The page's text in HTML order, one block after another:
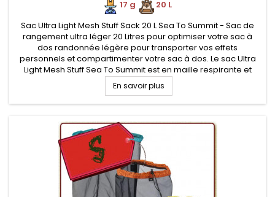
17 g
20 L
Sac Ultra Light Mesh Stuff Sack 20 L Sea To Summit - Sac de
rangement ultra léger 20 Litres pour optimiser votre sac à
dos randonnée légère pour transporter vos effets
personnels et compartimenter votre sac à dos. Le sac Ultra
Light Mesh Stuff Sea To Summit est en maille respirante et
robuste, pour ranger du matériel humide ou devant respirer
En savoir plus